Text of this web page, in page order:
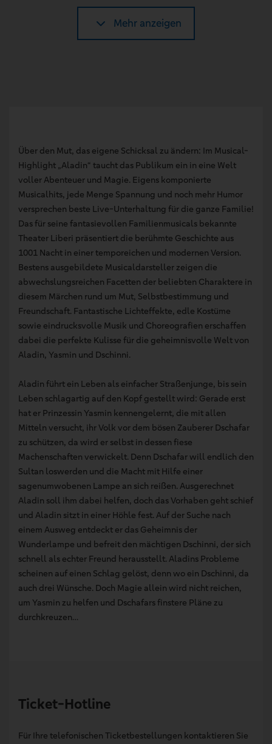
Mehr anzeigen
Über den Mut, das eigene Schicksal zu ändern: Im Musical-
Highlight „Aladin“ taucht das Publikum ein in eine Welt
voller Abenteuer und Magie. Eigens komponierte
Musicalhits, jede Menge Spannung und noch mehr Humor
versprechen beste Live-Unterhaltung für die ganze Familie!
Das für seine fantasievollen Familienmusicals bekannte
Theater Liberi präsentiert die berühmte Geschichte aus
1001 Nacht in einer temporeichen und modernen Version.
Bestens ausgebildete Musicaldarsteller zeigen die
abwechslungsreichen Facetten der beliebten Charaktere in
diesem Märchen rund um Mut, Selbstbestimmung und
Freundschaft. Fantastische Lichteffekte, edle Kostüme
sowie eindrucksvolle Musik und Choreografien erschaffen
dabei die perfekte Kulisse für die geheimnisvolle Welt von
Aladin, Yasmin und Dschinni.
Aladin führt ein Leben als einfacher Straßenjunge, bis sein
Leben schlagartig auf den Kopf gestellt wird: Gerade erst
hat er Prinzessin Yasmin kennengelernt, die mit allen
Mitteln versucht, ihr Volk vor dem bösen Zauberer Dschafar
zu schützen, da wird er selbst in dessen fiese
Machenschaften verwickelt. Denn Dschafar will endlich den
Sultan loswerden und die Macht mit Hilfe einer
sagenumwobenen Lampe an sich reißen. Ausgerechnet
Aladin soll ihm dabei helfen, doch das Vorhaben geht schief
und Aladin sitzt in einer Höhle fest. Auf der Suche nach
einem Ausweg entdeckt er das Geheimnis der
Wunderlampe und befreit den mächtigen Dschinni, der sich
schnell als echter Freund herausstellt. Aladins Probleme
scheinen auf einen Schlag gelöst, denn wo ein Dschinni, da
auch drei Wünsche. Doch Magie allein wird nicht reichen,
um Yasmin zu helfen und Dschafars finstere Pläne zu
durchkreuzen…
Ticket-Hotline
Für Ihre telefonischen Ticketbestellungen kontaktieren Sie